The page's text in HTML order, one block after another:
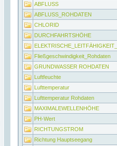
ABFLUSS
ABFLUSS_ROHDATEN
CHLORID
DURCHFAHRTSHÖHE
Fließgeschwindigkeit_Rohdaten
GRUNDWASSER ROHDATEN
Luftfeuchte
Lufttemperatur
Lufttemperatur Rohdaten
MAXIMALEWELLENHÖHE
PH-Wert
RICHTUNGSTROM
Richtung Hauptseegang